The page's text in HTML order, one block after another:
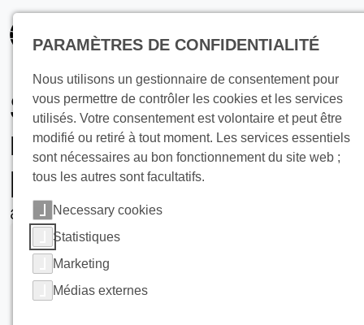
principal
Solutions de
refroidissement des
pâtes industrielles
avec les Falling Film ruisseleurs
PARAMÈTRES DE CONFIDENTIALITÉ
Nous utilisons un gestionnaire de consentement pour
vous permettre de contrôler les cookies et les services
utilisés. Votre consentement est volontaire et peut être
modifié ou retiré à tout moment. Les services essentiels
sont nécessaires au bon fonctionnement du site web ;
tous les autres sont facultatifs.
Necessary cookies
Statistiques
Marketing
Médias externes